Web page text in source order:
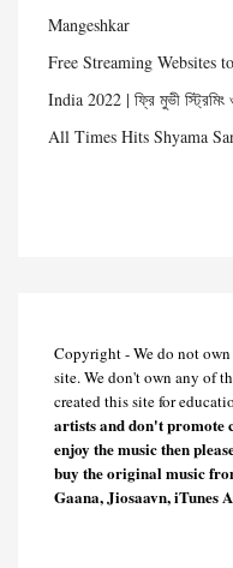
Mangeshkar
Free Streaming Websites
India 2022 | ফ্রি মুভী স্ট্রিমিং
All Times Hits Shyama
Copyright - We do not
site. We don't own any of
created this site for
artists and don't promote
enjoy the music then
buy the original music
Gaana, Jiosaavn, iTunes